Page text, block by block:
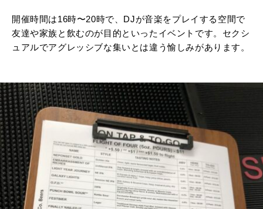
開催時間は16時〜20時で、DJが音楽をプレイする空間で
友達や家族と飲むのが目的といったイベントです。セクシ
ュアルでアグレッシブな集いとは違う愉しみがあります。